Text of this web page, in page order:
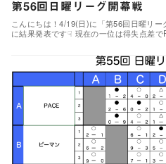
第56回日曜リーグ開幕戦
こんにちは！4/19(日)に「第56回日曜リ
に結果発表です☟ 現在の一位は得失点差